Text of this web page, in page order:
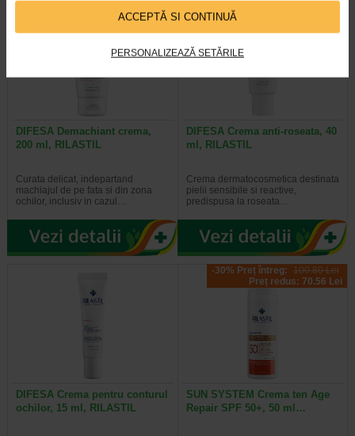
ACCEPTĂ SI CONTINUĂ
PERSONALIZEAZĂ SETĂRILE
DIFESA Demachiant crema,
200 ml, RILASTIL
Curata delicat, indepartand
machiajul de pe fata si din zona
ochilor, inclusiv in cazul…
-25% Preț întreg:
DIFESA Crema anti-roseata, 40
ml, RILASTIL
Crema dermatocosmetica destinata
pielii sensibile si reactive,
predispusa la roseata…
DIFESA Crema pentru conturul
ochilor, 15 ml, RILASTIL
-30% Preț întreg: 100.80 Lei
Preț redus: 70.56 Lei
SUN SYSTEM Crema ten Age
Repair SPF 50+, 50 ml…